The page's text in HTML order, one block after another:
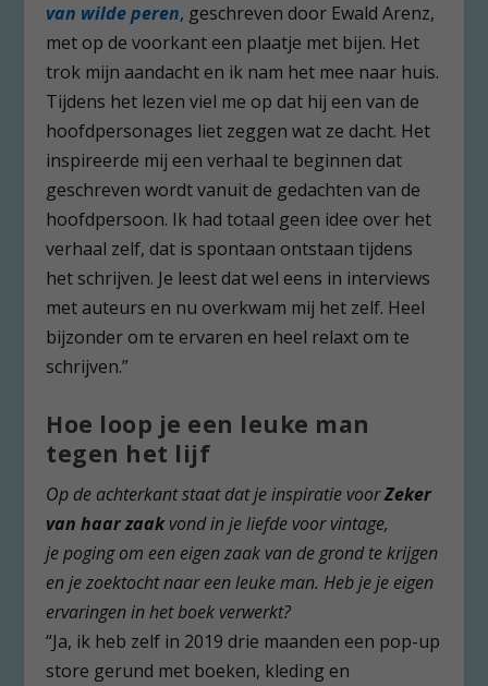
van wilde peren, geschreven door Ewald Arenz,
met op de voorkant een plaatje met bijen. Het
trok mijn aandacht en ik nam het mee naar huis.
Tijdens het lezen viel me op dat hij een van de
hoofdpersonages liet zeggen wat ze dacht. Het
inspireerde mij een verhaal te beginnen dat
geschreven wordt vanuit de gedachten van de
hoofdpersoon. Ik had totaal geen idee over het
verhaal zelf, dat is spontaan ontstaan tijdens
het schrijven. Je leest dat wel eens in interviews
met auteurs en nu overkwam mij het zelf. Heel
bijzonder om te ervaren en heel relaxt om te
schrijven.”
Hoe loop je een leuke man
tegen het lijf
Op de achterkant staat dat je inspiratie voorZeker
van haar zaakvond in je liefde voor vintage,
je poging om een eigen zaak van de grond te krijgen
en je zoektocht naar een leuke man. Heb je je eigen
ervaringen in het boek verwerkt?
“Ja, ik heb zelf in 2019 drie maanden een pop-up
store gerund met boeken, kleding en